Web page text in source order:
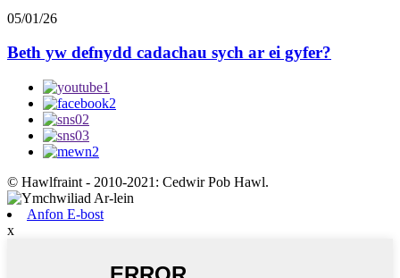
05/01/26
Beth yw defnydd cadachau sych ar ei gyfer?
© Hawlfraint - 2010-2021: Cedwir Pob Hawl.
Anfon E-bost
x